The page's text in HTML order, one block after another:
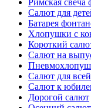
Римская свеча
Салют для
Батарея
Хлопушки с
Короткий
Салют на
Салют для
Салют к
Дорогой салют